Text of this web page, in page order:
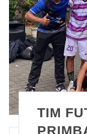
TIM